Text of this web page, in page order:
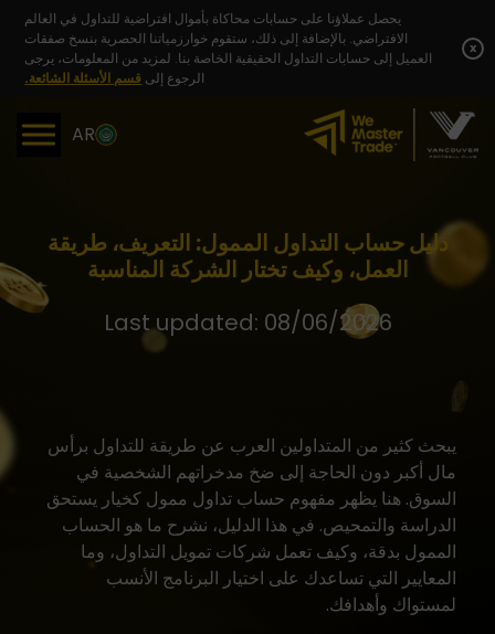
content
يحصل عملاؤنا على حسابات محاكاة بأموال افتراضية للتداول في العالم
الافتراضي. بالإضافة إلى ذلك، ستقوم خوارزمياتنا الحصرية بنسخ صفقات
العميل إلى حسابات التداول الحقيقية الخاصة بنا. لمزيد من المعلومات، يرجى
الرجوع إلى قسم الأسئلة الشائعة.
x
AR
دليل حساب التداول الممول: التعريف، طريقة
العمل، وكيف تختار الشركة المناسبة
Last updated: 08/06/2026
يبحث كثير من المتداولين العرب عن طريقة للتداول برأس
مال أكبر دون الحاجة إلى ضخ مدخراتهم الشخصية في
السوق. هنا يظهر مفهوم حساب تداول ممول كخيار يستحق
الدراسة والتمحيص. في هذا الدليل، نشرح ما هو الحساب
الممول بدقة، وكيف تعمل شركات تمويل التداول، وما
المعايير التي تساعدك على اختيار البرنامج الأنسب
لمستواك وأهدافك.